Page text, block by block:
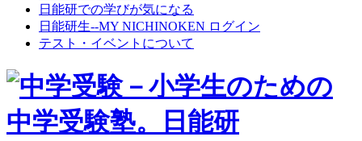
日能研での学びが気になる
日能研生--MY NICHINOKEN ログイン
テスト・イベントについて